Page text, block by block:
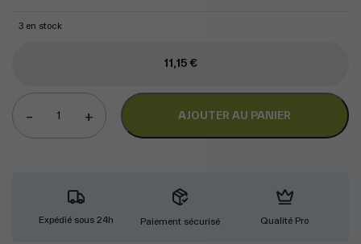
3 en stock
11,15 €
–
quantité
Nettoyant
O'Bio
+ AJOUTER AU PANIER
Expédié sous 24h Paiement sécurisé Qualité Pro